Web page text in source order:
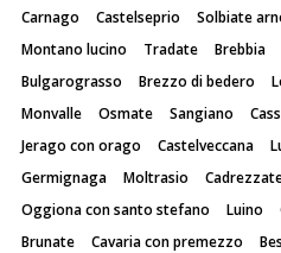
Carnago
Castelseprio Solbiate
Montano lucino
Tradate Brebbia
Bulgarograsso
Brezzo di bedero
Monvalle
Osmate Sangiano
Jerago con orago
Castelveccana
Germignaga
Moltrasio
Oggiona con santo stefano
Luino
Brunate
Cavaria con premezzo